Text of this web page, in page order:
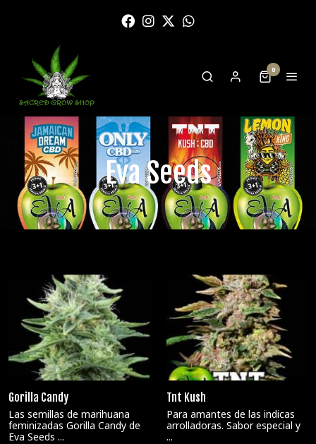
0
Eva Seeds
Gorilla Candy
Las semillas de marihuana
feminizadas Gorilla Candy de
Eva Seeds ...
Tnt Kush
Para amantes de las indicas
arrolladoras. Sabor especial y
...